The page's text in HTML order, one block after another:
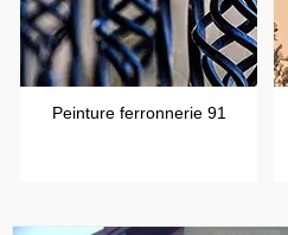
Peinture ferronnerie 91